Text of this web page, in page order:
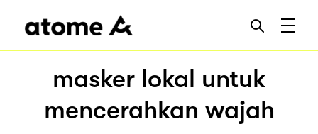
masker lokal untuk
mencerahkan wajah